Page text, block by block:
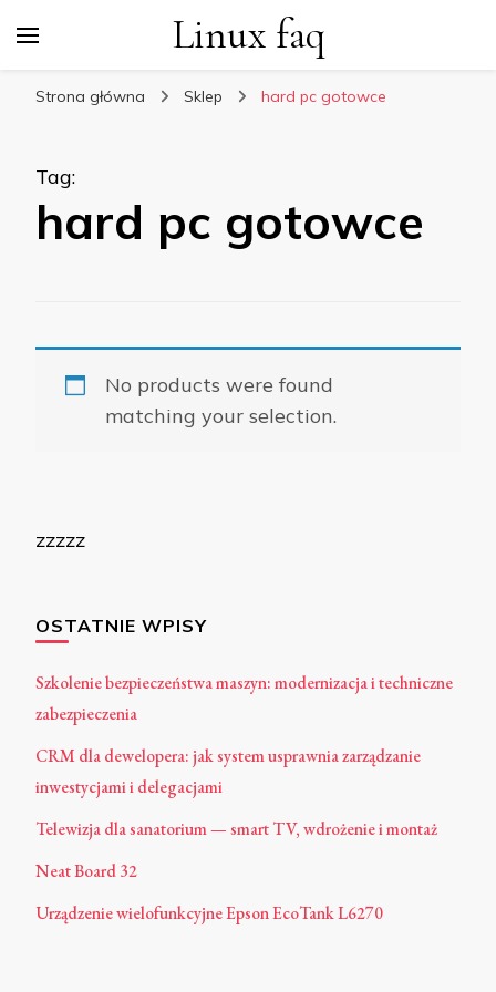
Linux faq
Strona główna Sklep hard pc gotowce
Tag:
hard pc gotowce
No products were found
matching your selection.
zzzzz
OSTATNIE WPISY
Szkolenie bezpieczeństwa maszyn: modernizacja i techniczne
zabezpieczenia
CRM dla dewelopera: jak system usprawnia zarządzanie
inwestycjami i delegacjami
Telewizja dla sanatorium — smart TV, wdrożenie i montaż
Neat Board 32
Urządzenie wielofunkcyjne Epson EcoTank L6270